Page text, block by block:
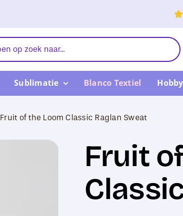
Sublimatie Blanco Textiel
Fruit of the Loom Classic Raglan Sweat
Fruit